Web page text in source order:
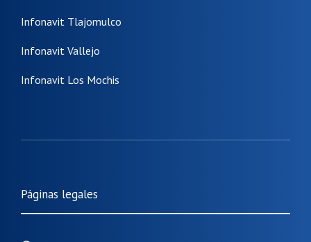
Infonavit Tlajomulco
Infonavit Vallejo
Infonavit Los Mochis
Páginas legales